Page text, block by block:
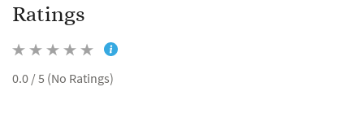
Ratings
0.0 / 5 (No Ratings)